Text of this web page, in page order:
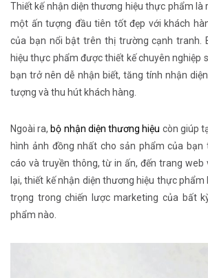
Thiết kế nhận diện thương hiệu thực phẩm là
một ấn tượng đầu tiên tốt đẹp với khách
của bạn nổi bật trên thị trường cạnh tranh.
hiệu thực phẩm được thiết kế chuyên nghiệp
bạn trở nên dễ nhận biết, tăng tính nhận
tượng và thu hút khách hàng.
Ngoài ra, bộ nhận diện thương hiệu còn giúp
hình ảnh đồng nhất cho sản phẩm của bạn
cáo và truyền thông, từ in ấn, đến trang web
lại, thiết kế nhận diện thương hiệu thực
trọng trong chiến lược marketing của bất
phẩm nào.